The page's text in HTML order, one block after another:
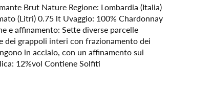
Brut Nature Regione: Lombardia (Italia)
(Litri) 0.75 lt Uvaggio: 100% Chardonnay
e affinamento: Sette diverse parcelle
dei grappoli interi con frazionamento dei
in acciaio, con un affinamento sui
12%vol Contiene Solfiti